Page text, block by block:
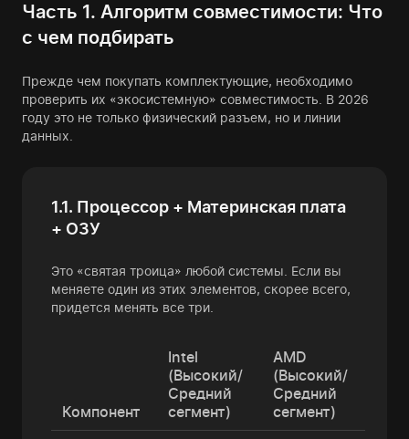
Часть 1. Алгоритм совместимости: Что
с чем подбирать
Прежде чем покупать комплектующие, необходимо
проверить их «экосистемную» совместимость. В 2026
году это не только физический разъем, но и линии
данных.
1.1. Процессор + Материнская плата
+ ОЗУ
Это «святая троица» любой системы. Если вы
меняете один из этих элементов, скорее всего,
придется менять все три.
Компонент
Intel
(Высокий/
Средний
сегмент)
AMD
(Высокий/
Средний
сегмент)